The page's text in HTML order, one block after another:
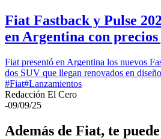
Fiat Fastback y Pulse
en Argentina con precios
Fiat presentó en Argentina los nuevos
dos SUV que llegan renovados en
#Fiat#Lanzamientos
Redacción El Cero
-09/09/25
Además de Fiat, te